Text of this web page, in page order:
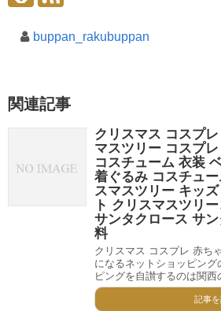
buppan_rakubuppan
関連記事
クリスマス コスプ
マスツリー コスプ
コスチューム 衣装
着ぐるみ コスチュ
スマスツリー キッ
ト クリスマスツリ
サンタクロース サ
料
クリスマス コスプレ 赤ち
になるネットショッピン
ピングを自讃するのは関西
記事